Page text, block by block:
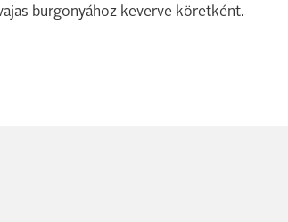
burgonyához keverve köretként.